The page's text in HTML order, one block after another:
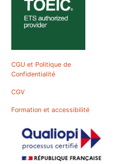
CGU et Politique de
Confidentialité
CGV
Formation et accessibilité